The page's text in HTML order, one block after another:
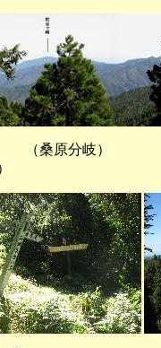
原分岐） （